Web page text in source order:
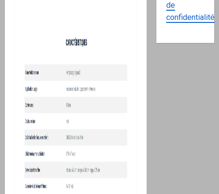
de
confidentialité